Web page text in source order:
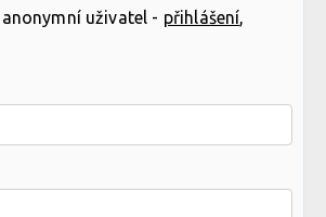
uživatel - přihlášení,